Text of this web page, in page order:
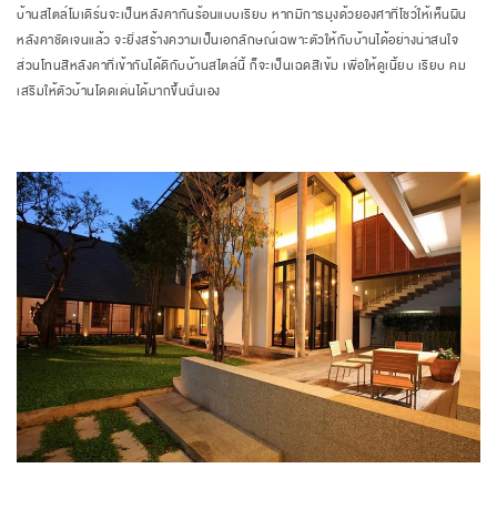
บ้านสไตล์โมเดิร์นจะเป็นหลังคากันร้อนแบบเรียบ หากมีการมุงด้วยองศาที่โชว์ให้เห็นผืน
หลังคาชัดเจนแล้ว จะยิ่งสร้างความเป็นเอกลักษณ์เฉพาะตัวให้กับบ้านได้อย่างน่าสนใจ
ส่วนโทนสีหลังคาที่เข้ากันได้ดีกับบ้านสไตล์นี้ ก็จะเป็นเฉดสีเข้ม เพื่อให้ดูเนี้ยบ เรียบ คม
เสริมให้ตัวบ้านโดดเด่นได้มากขึ้นนั่นเอง